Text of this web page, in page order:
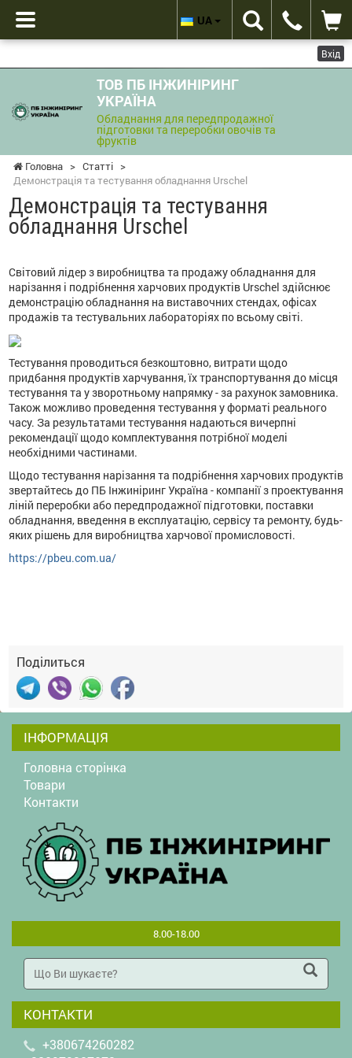
Вхід
ТОВ ПБ ІНЖИНІРИНГ
УКРАЇНА
Обладнання для передпродажної
підготовки та переробки овочів та
фруктів
UA
Головна > Статті >
Демонстрація та тестування обладнання Urschel
Демонстрація та тестування
обладнання Urschel
Світовий лідер з виробництва та продажу обладнання для
нарізання і подрібнення харчових продуктів Urschel здійснює
демонстрацію обладнання на виставочних стендах, офісах
продажів та тестувальних лабораторіях по всьому світі.
Тестування проводиться безкоштовно, витрати щодо
придбання продуктів харчування, їх транспортування до місця
тестування та у зворотньому напрямку - за рахунок замовника.
Також можливо проведення тестування у форматі реального
часу. За результатами тестування надаються вичерпні
рекомендації щодо комплектування потрібної моделі
необхідними частинами.
Щодо тестування нарізання та подрібнення харчових продуктів
звертайтесь до ПБ Інжиніринг Україна - компанії з проектування
ліній переробки або передпродажної підготовки, поставки
обладнання, введення в експлуатацію, сервісу та ремонту, будь-
яких рішень для виробництва харчової промисловості.
https://pbeu.com.ua/
Поділиться
ІНФОРМАЦІЯ
Головна сторінка
Товари
Контакти
8.00-18.00
КОНТАКТИ
+380674260282